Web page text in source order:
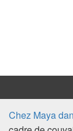
Chez
Chez Maya